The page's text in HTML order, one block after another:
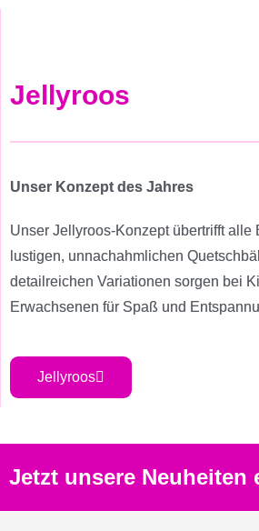
Jellyroos
Unser Konzept des Jahres
Unser Jellyroos-Konzept übertrifft alle
lustigen, unnachahmlichen
detailreichen Variationen sorgen bei
Erwachsenen für Spaß und
Jellyroos
Jetzt unsere Neuheiten